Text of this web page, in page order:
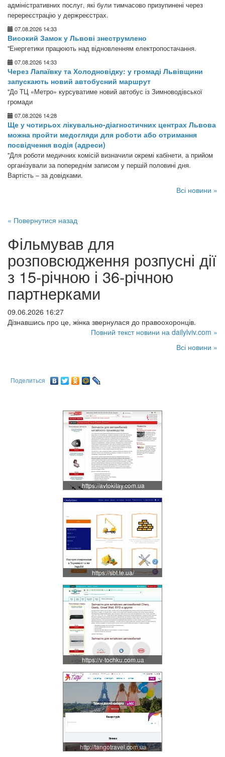
адміністративних послуг, які були тимчасово призупинені через
перереєстрацію у держреєстрах.
07.08.2026 14:33
Високий Замок у Львові знеструмлено
"Енергетики працюють над відновленням електропостачання.
07.08.2026 14:33
Через Лапаївку та Холодновідку: у громаді Львівщини
запускають новий автобусний маршрут
"До ТЦ «Метро» курсуватиме новий автобус із Зимноводівської
громади
07.08.2026 14:28
Ще у чотирьох лікувально-діагностичних центрах Львова
можна пройти медогляди для роботи або отримання
посвідчення водія (адреси)
"Для роботи медичних комісій визначили окремі кабінети, а прийом
організували за попереднім записом у першій половині дня.
Вартість – за довідками.
Всі новини »
« Повернутися назад
Фільмував для
розповсюдження розпусні дії
з 15-річною і 36-річною
партнерками
09.06.2026 16:27
Дізнавшись про це, жінка звернулася до правоохоронців.
Повний текст новини на dailylviv.com »
Всі новини »
Поделиться
https://avtokitay.com.ua
https://sbt.te.ua/
https://v-tochku.com.ua
http://tangotravel.com.ua